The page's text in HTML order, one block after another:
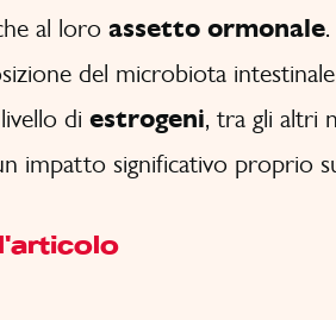
al loro assetto ormonale.
del microbiota
di estrogeni, tra gli altri
impatto significativo proprio
l'articolo